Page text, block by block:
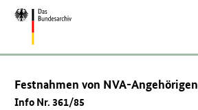
Zur
Festnahmen von NVA-Angehörigen
Info Nr. 361/85